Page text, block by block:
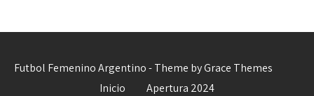
Futbol Femenino Argentino - Theme by Grace Themes
Inicio
Apertura 2024